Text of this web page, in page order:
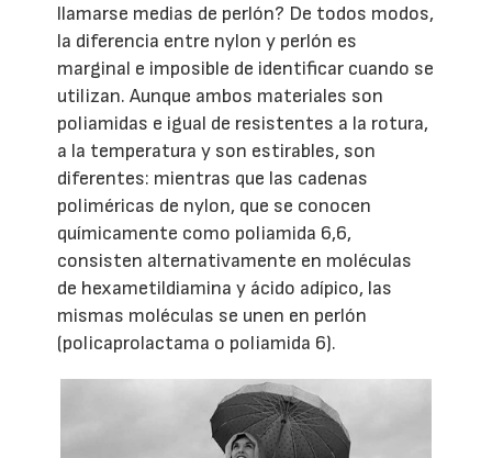
llamarse medias de perlón? De todos modos,
la diferencia entre nylon y perlón es
marginal e imposible de identificar cuando se
utilizan. Aunque ambos materiales son
poliamidas e igual de resistentes a la rotura,
a la temperatura y son estirables, son
diferentes: mientras que las cadenas
poliméricas de nylon, que se conocen
químicamente como poliamida 6,6,
consisten alternativamente en moléculas
de hexametildiamina y ácido adípico, las
mismas moléculas se unen en perlón
(policaprolactama o poliamida 6).